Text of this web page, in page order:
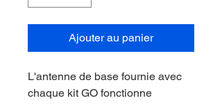
Ajouter au panier
L'antenne de base fournie avec
chaque kit GO fonctionne